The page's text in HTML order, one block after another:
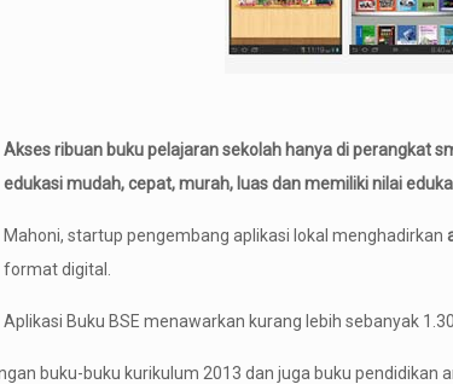
Akses ribuan buku pelajaran sekolah hanya di perangkat
edukasi mudah, cepat, murah, luas dan memiliki nilai
Mahoni, startup pengembang aplikasi lokal menghadirkan
format digital.
Aplikasi Buku BSE menawarkan kurang lebih sebanyak
buku-buku kurikulum 2013 dan juga buku